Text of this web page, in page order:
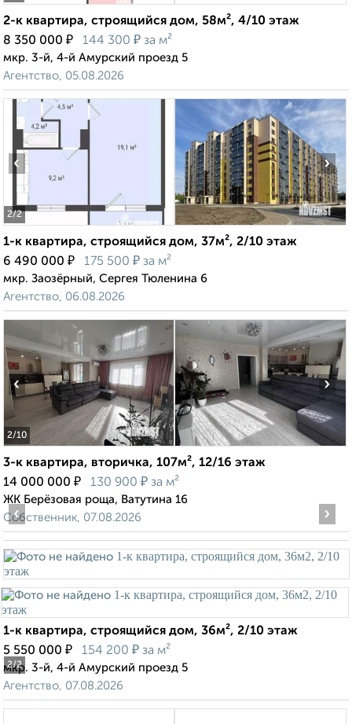
2-к квартира, строящийся дом, 58м², 4/10 этаж
8 350 000 ₽ 144 300 ₽ за м²
мкр. 3-й, 4-й Амурский проезд 5
Агентство, 05.08.2026
2/2
‹ ›
1-к квартира, строящийся дом, 37м², 2/10 этаж
6 490 000 ₽ 175 500 ₽ за м²
мкр. Заозёрный, Сергея Тюленина 6
Агентство, 06.08.2026
2/10
‹ ›
3-к квартира, вторичка, 107м², 12/16 этаж
14 000 000 ₽ 130 900 ₽ за м²
ЖК Берёзовая роща, Ватутина 16
Собственник, 07.08.2026
2/2
‹ ›
1-к квартира, строящийся дом, 36м², 2/10 этаж
5 550 000 ₽ 154 200 ₽ за м²
мкр. 3-й, 4-й Амурский проезд 5
Агентство, 07.08.2026